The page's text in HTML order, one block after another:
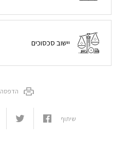
יישוב סכסוכים
הדפסה
שיתוף